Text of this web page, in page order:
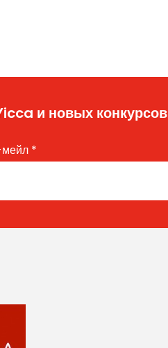
и новых конкурсов
*